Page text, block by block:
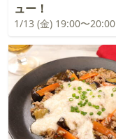
ュー！
1/13 (金) 19:00〜20:00